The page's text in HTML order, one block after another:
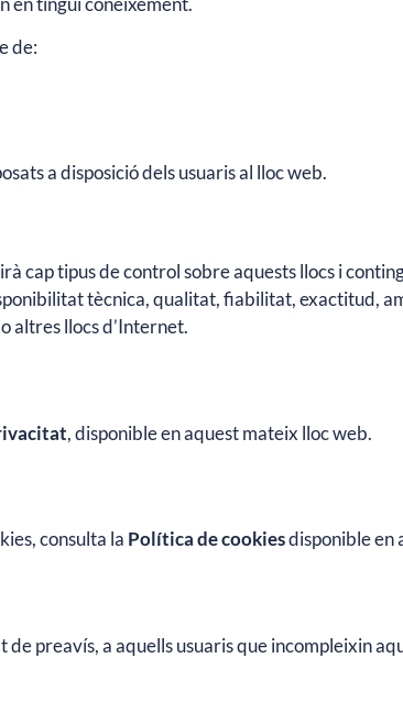
de:
a disposició dels usuaris al lloc web.
cap tipus de control sobre aquests llocs i
tècnica, qualitat, fiabilitat, exactitud,
altres llocs d’Internet.
, disponible en aquest mateix lloc web.
consulta la Política de cookiesdisponible en
preavís, a aquells usuaris que incompleixin